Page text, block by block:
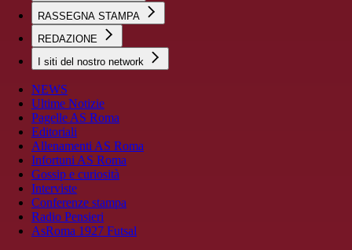
RASSEGNA STAMPA
REDAZIONE
I siti del nostro network
NEWS
Ultime Notizie
Pagelle AS Roma
Editoriali
Allenamenti AS Roma
Infortuni AS Roma
Gossip e curiosità
Interviste
Conferenze stampa
Radio Pensieri
AsRoma 1927 Futsal